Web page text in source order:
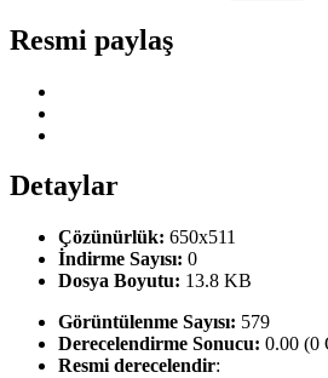
Resmi paylaş
Detaylar
Çözünürlük: 650x511
İndirme Sayısı: 0
Dosya Boyutu: 13.8 KB
Görüntülenme Sayısı: 579
Derecelendirme Sonucu: 0.00 (0
Resmi derecelendir: